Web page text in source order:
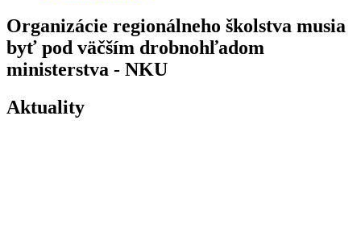
Organizácie regionálneho školstva musia
byť pod väčším drobnohľadom
ministerstva - NKU
Aktuality